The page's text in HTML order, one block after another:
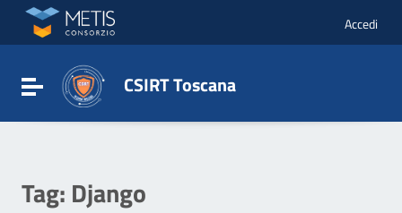
Vai ai contenuti
Vai al menu di navigazione
Vai al footer
Accedi
Attiva / disattiva la navigazione
CSIRT Toscana
Tag: Django